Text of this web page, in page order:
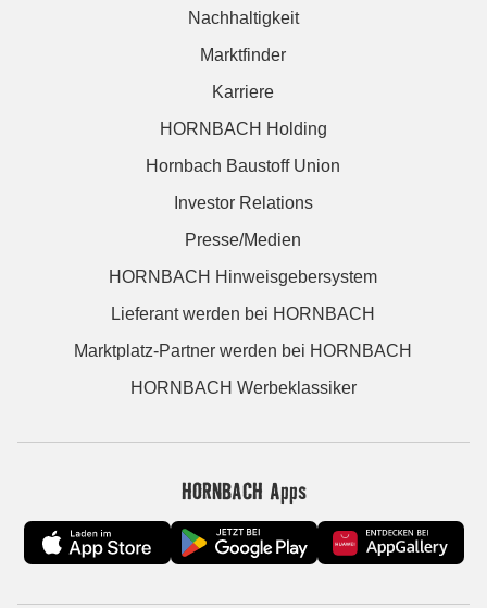
Nachhaltigkeit
Marktfinder
Karriere
HORNBACH Holding
Hornbach Baustoff Union
Investor Relations
Presse/Medien
HORNBACH Hinweisgebersystem
Lieferant werden bei HORNBACH
Marktplatz-Partner werden bei HORNBACH
HORNBACH Werbeklassiker
HORNBACH Apps